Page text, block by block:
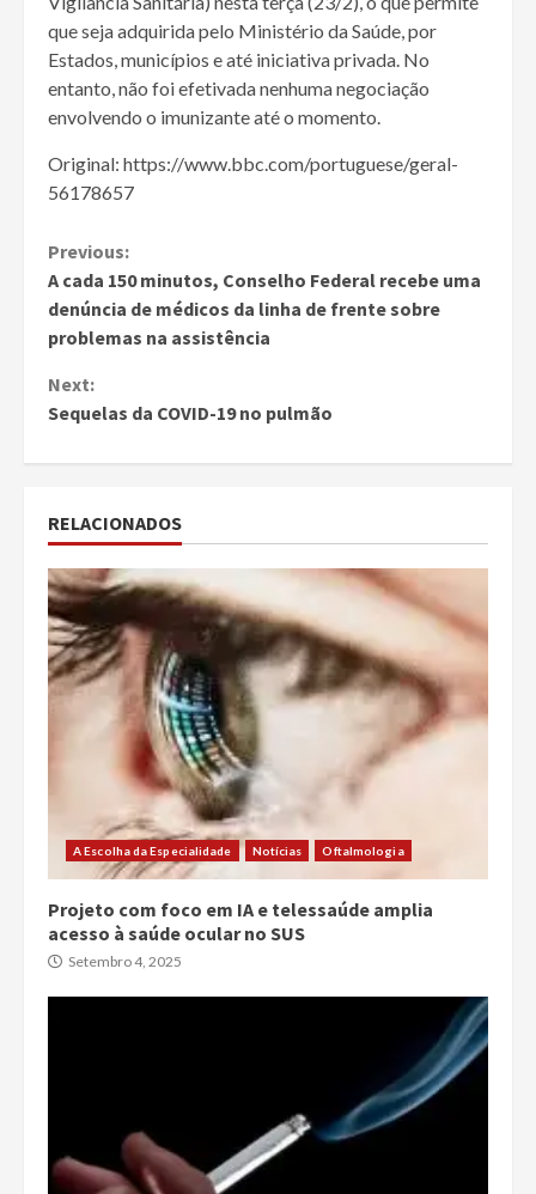
que seja adquirida pelo Ministério da Saúde, por
Estados, municípios e até iniciativa privada. No
entanto, não foi efetivada nenhuma negociação
envolvendo o imunizante até o momento.
Original: https://www.bbc.com/portuguese/geral-
56178657
Continue
Reading
Previous:
A cada 150 minutos, Conselho Federal recebe uma
denúncia de médicos da linha de frente sobre
problemas na assistência
Next:
Sequelas da COVID-19 no pulmão
RELACIONADOS
A Escolha da Especialidade Notícias Oftalmologia
Projeto com foco em IA e telessaúde amplia
acesso à saúde ocular no SUS
Setembro 4, 2025